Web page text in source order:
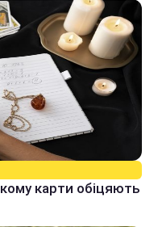
карти обіцяють